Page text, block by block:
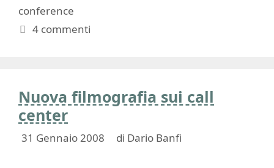
conference
4 commenti
Nuova filmografia sui call
center
31 Gennaio 2008 di Dario Banfi